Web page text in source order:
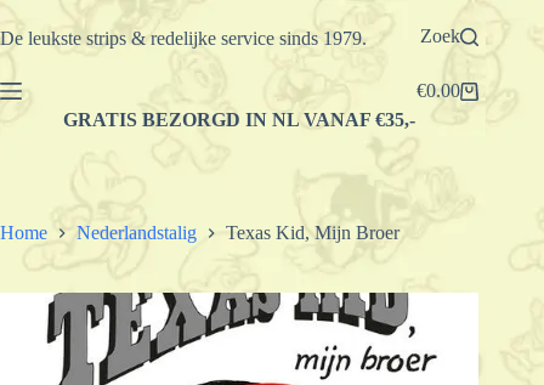
Ga
naar
De leukste strips & redelijke service sinds 1979. Zoek
Winkelwagen
€0.00
GRATIS BEZORGD IN NL VANAF €35,-
Home Nederlandstalig Texas Kid, Mijn Broer